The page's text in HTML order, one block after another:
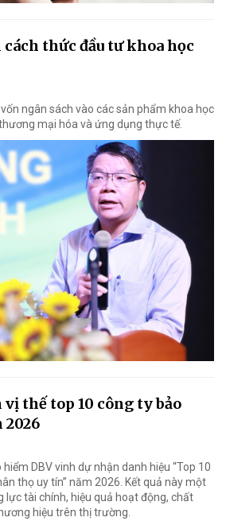
thức đầu tư khoa học
ngân sách vào các sản phẩm khoa học
mại hóa và ứng dụng thực tế.
thế top 10 công ty bảo
DBV vinh dự nhận danh hiệu “Top 10
thọ uy tín” năm 2026. Kết quả này một
lực tài chính, hiệu quả hoạt động, chất
hiệu trên thị trường.